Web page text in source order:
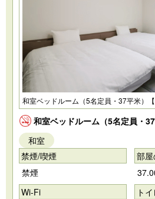
和室ベッドルーム（5名定員・37平米）【
和室ベッドルーム（5名定員・37
和室
禁煙/喫煙
禁煙
部屋
Wi-Fi
ト